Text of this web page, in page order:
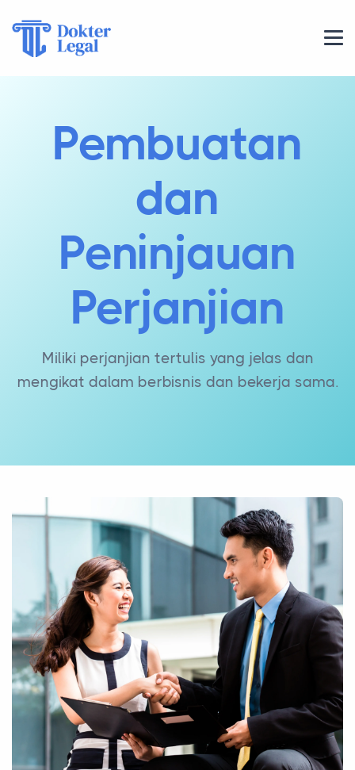
Pembuatan
dan
Peninjauan
Perjanjian
Miliki perjanjian tertulis yang jelas dan
mengikat dalam berbisnis dan bekerja sama.